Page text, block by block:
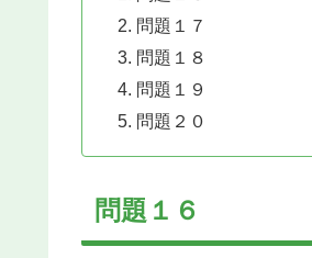
問題１７
問題１８
問題１９
問題２０
問題１６